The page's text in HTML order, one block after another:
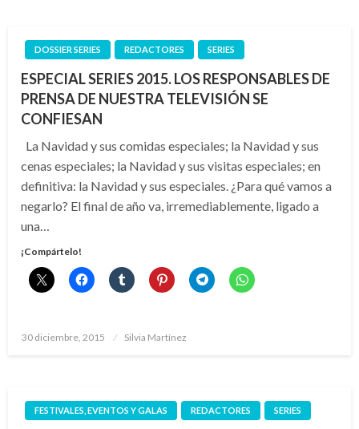
DOSSIER SERIES REDACTORES SERIES
ESPECIAL SERIES 2015. LOS RESPONSABLES DE
PRENSA DE NUESTRA TELEVISIÓN SE
CONFIESAN
La Navidad y sus comidas especiales; la Navidad y sus
cenas especiales; la Navidad y sus visitas especiales; en
definitiva: la Navidad y sus especiales. ¿Para qué vamos a
negarlo? El final de año va, irremediablemente, ligado a
una…
¡Compártelo!
Publicado
30 diciembre, 2015 Silvia Martínez
FESTIVALES, EVENTOS Y GALAS REDACTORES SERIES